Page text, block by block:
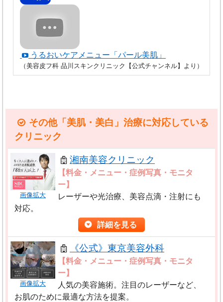
結果・感想には個人差
等が閲覧者様のケースと掲載内容が同じと思われる内
容でも、個人によって状況が異なるため全く同じ過程
や結果となるとは限りませんので、誰にでも当てはま
作用等のデメリットもある可能性がありますので注意
する必要があります。
・内容は主観的要素を含む可能性があります ので御参
考にされる場合にはバランス的に、より多くの意見や
感想に耳を傾ける必要があります。一つの情報だけで
は判断しない
・誤解して伝わることのないよう、表現方法では絶対
的・確定的表現は避けていますが。絶対的・確定的で
あると判断はなさいませんように
お願い致します。
・各内容に合うクリニック一覧表示などを掲載してお
第15野萩ビル9F
品川スキンクリニック 新宿院
東京都渋谷区代々木2-9-2
久保ビル6F
東京都渋谷区道玄坂2-3-2
大外ビル4F
品川スキンクリニック 表参道院
東京都港区北青山3-11-7
Aoビル10F
品川スキンクリニック 銀座院
東京都中央区銀座1-3-9
マルイト銀座ビル4F
品川スキンクリニック 上野院
東京都台東区上野2-6-12
上野東洋ビル3F
１．体験談を掲載しない
２．術前、術後写真（イラストも含む）を掲載する場
合は説明、料金、リスク等の注意事項を表示する
術前、術後の画像を掲載する場合、「限定解除要件」
と呼ばれる方法を用いて内容、費用、リスク、副作用
等の表示を行います。
３．客観的根拠のない比較やランキング。他の病院ま
たは診療所と比較して優良であることを示す内容を掲
載しない
本ページの内容はあくまで同一クリニック内でのデー
タや商品データであり、他の病院との比較ではありま
せん。（他の病院や商品より優良であるとは限りませ
ん）
４．品位を損ねる内容や絶対・安全等の虚偽を掲載し
ない
５．最高・NO.1等の誇大表現を掲載しない
うるおいケアメニュー「パール美肌」
（美容皮フ科 品川スキンクリニック【公式チャンネル】より）
その他「美肌・美白」治療に対応している
クリニック
画像拡大
湘南美容クリニック
【料金・メニュー・症例写真・モニタ
ー】
レーザーや光治療、美容点滴・注射にも
対応。
詳細を見る
画像拡大
《公式》東京美容外科
【料金・メニュー・症例写真・モニタ
ー】
人気の美容施術。注目のレーザーなど、
お肌のために最適な方法を提案。